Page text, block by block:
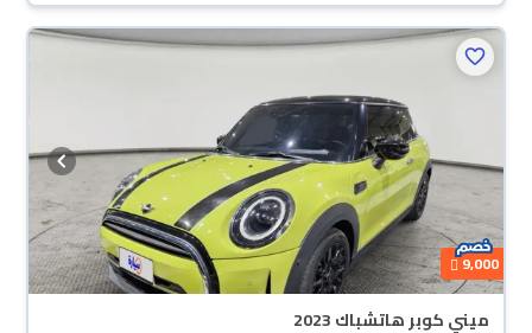
9,000
ميني كوبر هاتشباك 2023